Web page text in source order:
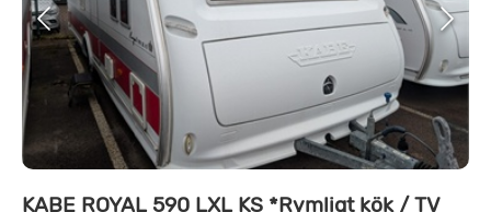
KABE ROYAL 590 LXL KS *Rymligt kök / TV